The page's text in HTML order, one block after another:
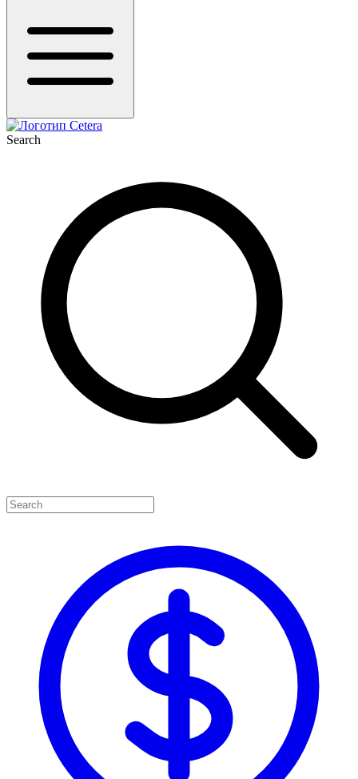
Search